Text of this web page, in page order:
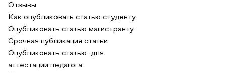
Отзывы
Как опубликовать статью студенту
Опубликовать статью магистранту
Срочная публикация статьи
Опубликовать статью для
аттестации педагога